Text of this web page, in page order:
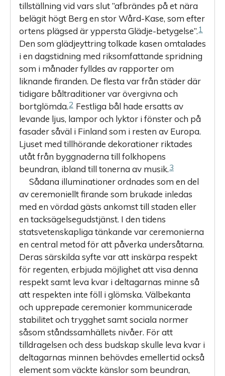
tillställning vid vars slut ”afbrändes på et nära
belägit högt Berg en stor Wård-Kase, som efter
ortens plägsed är yppersta Glädje-betygelse”.1
Den som glädjeyttring tolkade kasen omtalades
i en dagstidning med riksomfattande spridning
som i månader fylldes av rapporter om
liknande firanden. De flesta var från städer där
tidigare båltraditioner var övergivna och
bortglömda.2 Festliga bål hade ersatts av
levande ljus, lampor och lyktor i fönster och på
fasader såväl i Finland som i resten av Europa.
Ljuset med tillhörande dekorationer riktades
utåt från byggnaderna till folkhopens
beundran, ibland till tonerna av musik.3
Sådana illuminationer ordnades som en del
av ceremoniellt firande som brukade inledas
med en vördad gästs ankomst till staden eller
en tacksägelsegudstjänst. I den tidens
statsvetenskapliga tänkande var ceremonierna
en central metod för att påverka undersåtarna.
Deras särskilda syfte var att inskärpa respekt
för regenten, erbjuda möjlighet att visa denna
respekt samt leva kvar i deltagarnas minne så
att respekten inte föll i glömska. Välbekanta
och upprepade ceremonier kommunicerade
stabilitet och trygghet samt sociala normer
såsom ståndssamhällets nivåer. För att
tilldragelsen och dess budskap skulle leva kvar i
deltagarnas minnen behövdes emellertid också
element som väckte känslor som beundran,